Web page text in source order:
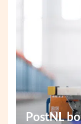
PostNL